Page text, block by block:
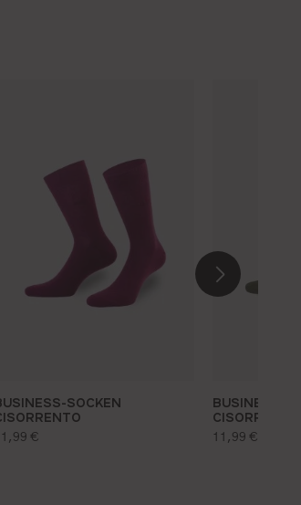
SOCKEN
preis:
€
BUSINESS-
CISORRENTO
regulärer
11,99 €